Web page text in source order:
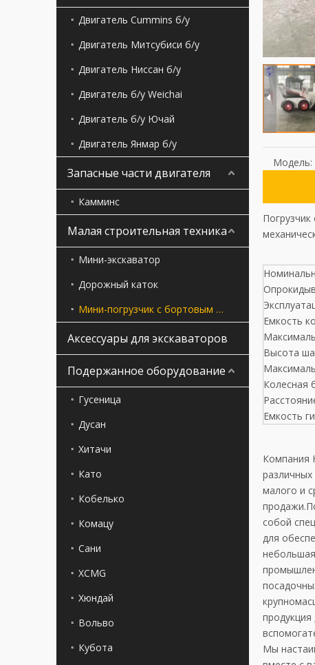
Двигатель Cummins б/у
Двигатель Митсубиси б/у
Двигатель Ниссан б/у
Двигатель б/у Weichai
Двигатель б/у Ючай
Двигатель Янмар б/у
Запасные части двигателя
Камминс
Малая строительная техника
Мини-экскаватор
Дорожный каток
Мини-погрузчик с бортовым поворотом
Аксессуары для экскаваторов
Подержанное оборудование
Гусеница
Дусан
Хитачи
Като
Кобелько
Комацу
Сани
XCMG
Хюндай
Вольво
Кубота
Модель:
Емкость
Высота
Колесная
Емкость
Компания
малого и
собой
для
Мы